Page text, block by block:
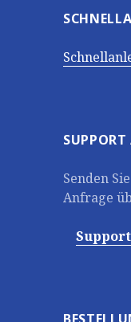
SUPPORT
Senden
Anfrage